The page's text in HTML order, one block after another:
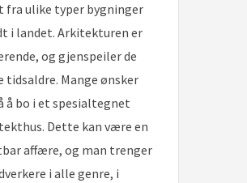
fra ulike typer bygninger
i landet. Arkitekturen er
og gjenspeiler de
tidsaldre. Mange ønsker
å bo i et spesialtegnet
Dette kan være en
affære, og man trenger
i alle genre, i